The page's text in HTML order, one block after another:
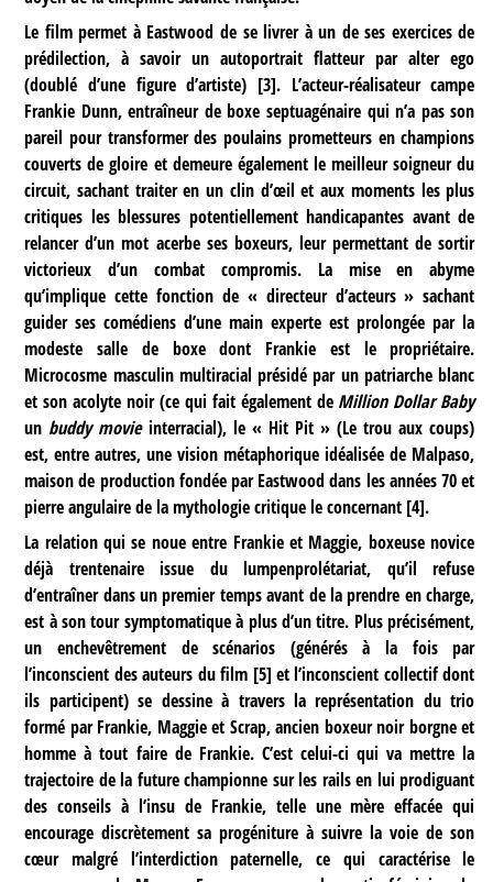
Le film permet à Eastwood de se livrer à un de ses exercices de
prédilection, à savoir un autoportrait flatteur par alter ego
(doublé d’une figure d’artiste) [3]. L’acteur-réalisateur campe
Frankie Dunn, entraîneur de boxe septuagénaire qui n’a pas son
pareil pour transformer des poulains prometteurs en champions
couverts de gloire et demeure également le meilleur soigneur du
circuit, sachant traiter en un clin d’œil et aux moments les plus
critiques les blessures potentiellement handicapantes avant de
relancer d’un mot acerbe ses boxeurs, leur permettant de sortir
victorieux d’un combat compromis. La mise en abyme
qu’implique cette fonction de « directeur d’acteurs » sachant
guider ses comédiens d’une main experte est prolongée par la
modeste salle de boxe dont Frankie est le propriétaire.
Microcosme masculin multiracial présidé par un patriarche blanc
et son acolyte noir (ce qui fait également de Million Dollar Baby
un buddy movieinterracial), le « Hit Pit » (Le trou aux coups)
est, entre autres, une vision métaphorique idéalisée de Malpaso,
maison de production fondée par Eastwood dans les années 70 et
pierre angulaire de la mythologie critique le concernant [4].
La relation qui se noue entre Frankie et Maggie, boxeuse novice
déjà trentenaire issue du lumpenprolétariat, qu’il refuse
d’entraîner dans un premier temps avant de la prendre en charge,
est à son tour symptomatique à plus d’un titre. Plus précisément,
un enchevêtrement de scénarios (générés à la fois par
l’inconscient des auteurs du film [5] et l’inconscient collectif dont
ils participent) se dessine à travers la représentation du trio
formé par Frankie, Maggie et Scrap, ancien boxeur noir borgne et
homme à tout faire de Frankie. C’est celui-ci qui va mettre la
trajectoire de la future championne sur les rails en lui prodiguant
des conseils à l’insu de Frankie, telle une mère effacée qui
encourage discrètement sa progéniture à suivre la voie de son
cœur malgré l’interdiction paternelle, ce qui caractérise le